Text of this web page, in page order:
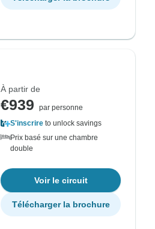
À partir de
€939
par personne
S'inscrire to unlock savings
Prix basé sur une chambre
double
Voir le circuit
Télécharger la brochure